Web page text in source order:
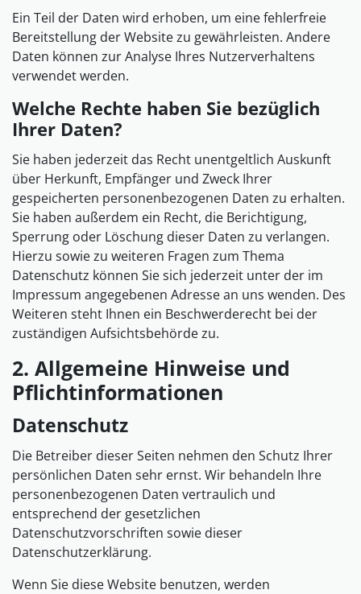
Ein Teil der Daten wird erhoben, um eine fehlerfreie
Bereitstellung der Website zu gewährleisten. Andere
Daten können zur Analyse Ihres Nutzerverhaltens
verwendet werden.
Welche Rechte haben Sie bezüglich
Ihrer Daten?
Sie haben jederzeit das Recht unentgeltlich Auskunft
über Herkunft, Empfänger und Zweck Ihrer
gespeicherten personenbezogenen Daten zu erhalten.
Sie haben außerdem ein Recht, die Berichtigung,
Sperrung oder Löschung dieser Daten zu verlangen.
Hierzu sowie zu weiteren Fragen zum Thema
Datenschutz können Sie sich jederzeit unter der im
Impressum angegebenen Adresse an uns wenden. Des
Weiteren steht Ihnen ein Beschwerderecht bei der
zuständigen Aufsichtsbehörde zu.
2. Allgemeine Hinweise und
Pflichtinformationen
Datenschutz
Die Betreiber dieser Seiten nehmen den Schutz Ihrer
persönlichen Daten sehr ernst. Wir behandeln Ihre
personenbezogenen Daten vertraulich und
entsprechend der gesetzlichen
Datenschutzvorschriften sowie dieser
Datenschutzerklärung.
Wenn Sie diese Website benutzen, werden